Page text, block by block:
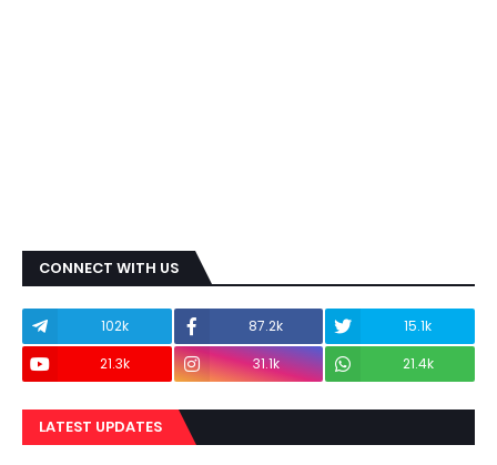
CONNECT WITH US
102k 87.2k
15.1k
21.3k
31.1k 21.4k
LATEST UPDATES